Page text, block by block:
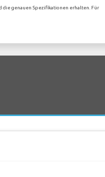
die genauen Spezifikationen erhalten. Für